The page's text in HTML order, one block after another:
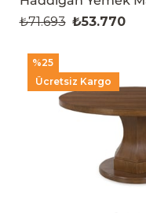
₺53.770
₺71.693
Ücretsiz Kargo
%25